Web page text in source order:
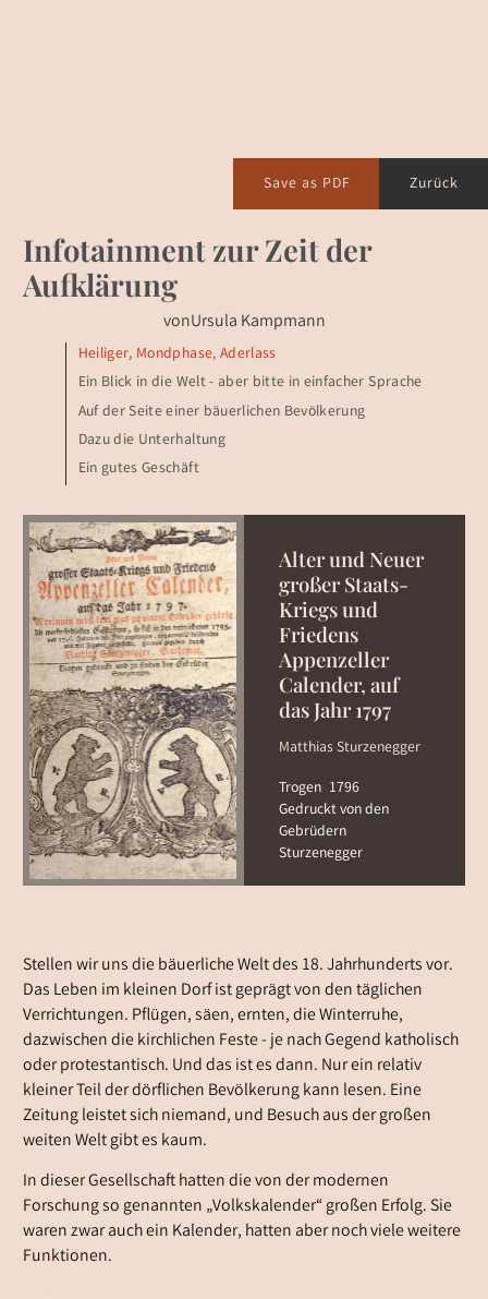
Save as PDF Zurück
Infotainment zur Zeit der
Aufklärung
vonUrsula Kampmann
Heiliger, Mondphase, Aderlass
Ein Blick in die Welt - aber bitte in einfacher Sprache
Auf der Seite einer bäuerlichen Bevölkerung
Dazu die Unterhaltung
Ein gutes Geschäft
Alter und Neuer
großer Staats-
Kriegs und
Friedens
Appenzeller
Calender, auf
das Jahr 1797
Matthias Sturzenegger
Trogen 1796
Gedruckt von den
Gebrüdern
Sturzenegger
Stellen wir uns die bäuerliche Welt des 18. Jahrhunderts vor.
Das Leben im kleinen Dorf ist geprägt von den täglichen
Verrichtungen. Pflügen, säen, ernten, die Winterruhe,
dazwischen die kirchlichen Feste - je nach Gegend katholisch
oder protestantisch. Und das ist es dann. Nur ein relativ
kleiner Teil der dörflichen Bevölkerung kann lesen. Eine
Zeitung leistet sich niemand, und Besuch aus der großen
weiten Welt gibt es kaum.
In dieser Gesellschaft hatten die von der modernen
Forschung so genannten „Volkskalender“ großen Erfolg. Sie
waren zwar auch ein Kalender, hatten aber noch viele weitere
Funktionen.